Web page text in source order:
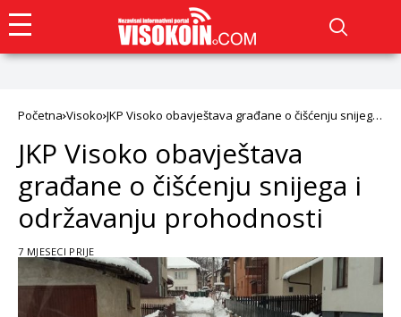
Početna Visoko JKP Visoko obavještava građane o čišćenju snijega
JKP Visoko obavještava
građane o čišćenju snijega i
održavanju prohodnosti
7 MJESECI PRIJE